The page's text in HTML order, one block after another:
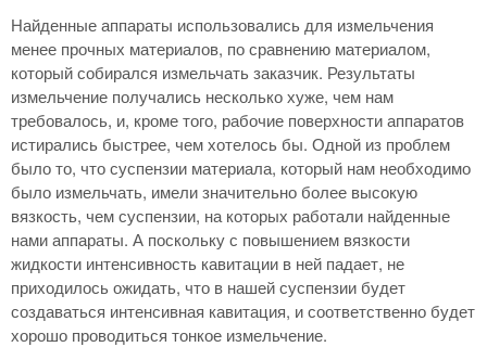
Найденные аппараты использовались для измельчения
менее прочных материалов, по сравнению материалом,
который собирался измельчать заказчик. Результаты
измельчение получались несколько хуже, чем нам
требовалось, и, кроме того, рабочие поверхности аппаратов
истирались быстрее, чем хотелось бы. Одной из проблем
было то, что суспензии материала, который нам необходимо
было измельчать, имели значительно более высокую
вязкость, чем суспензии, на которых работали найденные
нами аппараты. А поскольку с повышением вязкости
жидкости интенсивность кавитации в ней падает, не
приходилось ожидать, что в нашей суспензии будет
создаваться интенсивная кавитация, и соответственно будет
хорошо проводиться тонкое измельчение.